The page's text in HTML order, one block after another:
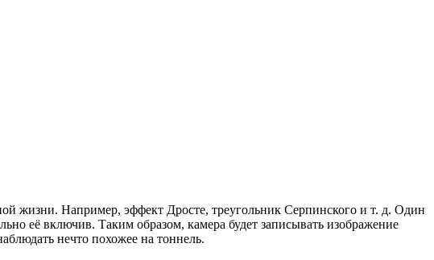
жизни. Например, эффект Дросте, треугольник Серпинского и т. д. Один
её включив. Таким образом, камера будет записывать изображение
нечто похожее на тоннель.